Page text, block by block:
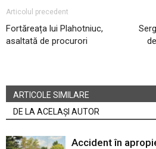
Articolul precedent
Fortăreața lui Plahotniuc,
asaltată de procurori
ARTICOLE SIMILARE
DE LA ACELAȘI AUTOR
Accident în